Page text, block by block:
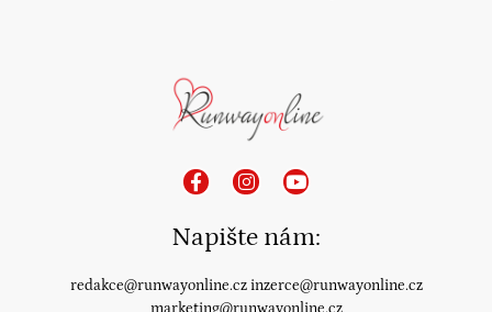
Napište nám:
redakce@runwayonline.cz inzerce@runwayonline.cz
marketing@runwayonline.cz